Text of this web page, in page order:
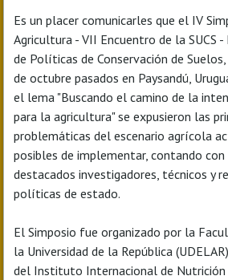
Es un placer comunicarles que el IV
Agricultura - VII Encuentro de la SUCS
de Políticas de Conservación de
de octubre pasados en Paysandú,
el lema "Buscando el camino de la
para la agricultura" se expusieron las
problemáticas del escenario agrícola
posibles de implementar, contando
destacados investigadores, técnicos y
políticas de estado.
El Simposio fue organizado por la
la Universidad de la República
del Instituto Internacional de